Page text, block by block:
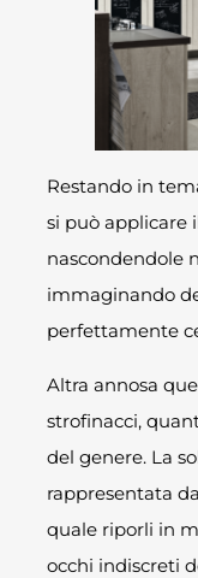
Restando in
si può applicare
nascondendole
immaginando
perfettamente
Altra annosa
strofinacci,
del genere. La
rappresentata
quale riporli in
occhi indiscreti